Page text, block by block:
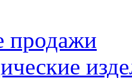
продажи